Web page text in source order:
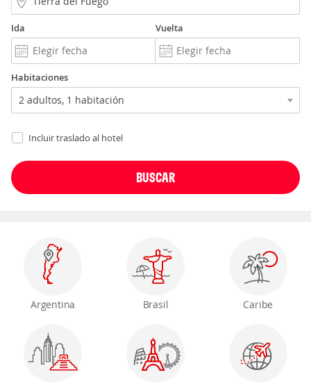
Ida Vuelta
Habitaciones
Incluir traslado al hotel
Argentina Brasil Caribe